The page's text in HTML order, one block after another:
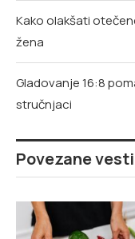
Kako olakšati
žena
Gladovanje 16:8
stručnjaci
Povezane vesti